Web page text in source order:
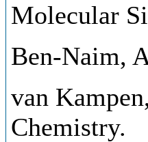
Molecular
Ben-Naim,
van
Chemistry.